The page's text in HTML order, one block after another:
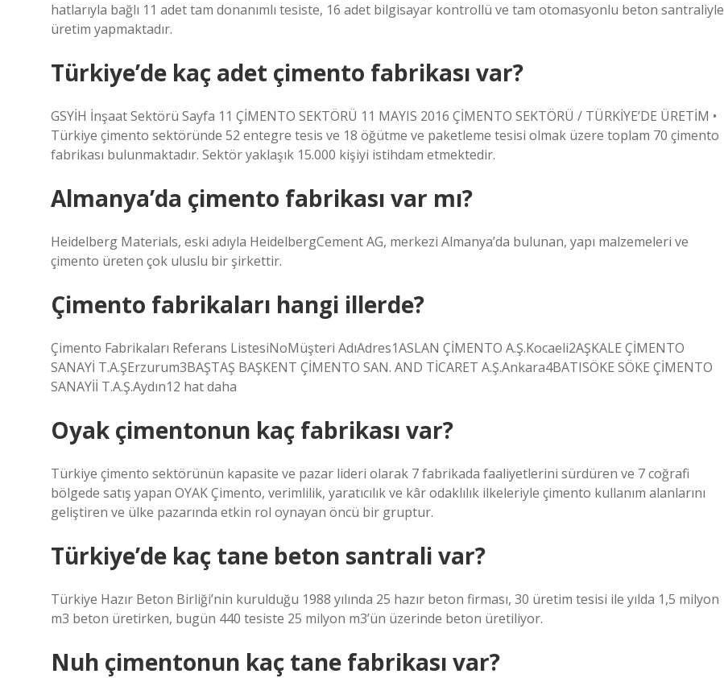
hatlarıyla bağlı 11 adet tam donanımlı tesiste, 16 adet bilgisayar kontrollü ve tam otomasyonlu beton santraliyle
üretim yapmaktadır.
Türkiye’de kaç adet çimento fabrikası var?
GSYİH İnşaat Sektörü Sayfa 11 ÇİMENTO SEKTÖRÜ 11 MAYIS 2016 ÇİMENTO SEKTÖRÜ / TÜRKİYE’DE ÜRETİM •
Türkiye çimento sektöründe 52 entegre tesis ve 18 öğütme ve paketleme tesisi olmak üzere toplam 70 çimento
fabrikası bulunmaktadır. Sektör yaklaşık 15.000 kişiyi istihdam etmektedir.
Almanya’da çimento fabrikası var mı?
Heidelberg Materials, eski adıyla HeidelbergCement AG, merkezi Almanya’da bulunan, yapı malzemeleri ve
çimento üreten çok uluslu bir şirkettir.
Çimento fabrikaları hangi illerde?
Çimento Fabrikaları Referans ListesiNoMüşteri AdıAdres1ASLAN ÇİMENTO A.Ş.Kocaeli2AŞKALE ÇİMENTO
SANAYİ T.A.ŞErzurum3BAŞTAŞ BAŞKENT ÇİMENTO SAN. AND TİCARET A.Ş.Ankara4BATISÖKE SÖKE ÇİMENTO
SANAYİİ T.A.Ş.Aydın12 hat daha
Oyak çimentonun kaç fabrikası var?
Türkiye çimento sektörünün kapasite ve pazar lideri olarak 7 fabrikada faaliyetlerini sürdüren ve 7 coğrafi
bölgede satış yapan OYAK Çimento, verimlilik, yaratıcılık ve kâr odaklılık ilkeleriyle çimento kullanım alanlarını
geliştiren ve ülke pazarında etkin rol oynayan öncü bir gruptur.
Türkiye’de kaç tane beton santrali var?
Türkiye Hazır Beton Birliği’nin kurulduğu 1988 yılında 25 hazır beton firması, 30 üretim tesisi ile yılda 1,5 milyon
m3 beton üretirken, bugün 440 tesiste 25 milyon m3’ün üzerinde beton üretiliyor.
Nuh çimentonun kaç tane fabrikası var?